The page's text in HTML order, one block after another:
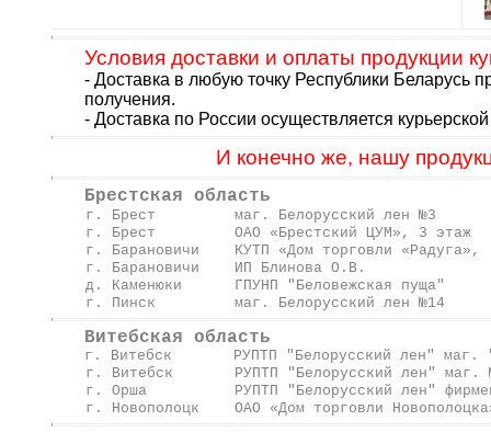
Условия доставки и оплаты продукции
- Доставка в любую точку Республики Беларусь
получения.
- Доставка по России осуществляется
И конечно же, нашу
Брестская область
г. Брест маг.
г. Брест ОАО «Брестский
г. Барановичи КУТП «Дом
г. Барановичи ИП Блинова
д. Каменюки ГПУНП
г. Пинск маг.
Витебская область
г. Витебск РУПТП "Белорусский лен"
г. Витебск РУПТП
г. Орша РУПТП "Белорусский лен"
г. Новополоцк ОАО «Дом